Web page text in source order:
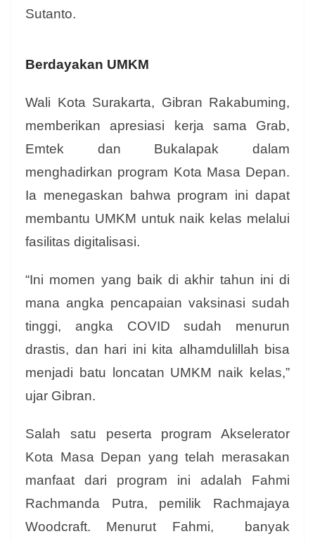
Sutanto.
Berdayakan UMKM
Wali Kota Surakarta, Gibran Rakabuming,
memberikan apresiasi kerja sama Grab,
Emtek dan Bukalapak dalam
menghadirkan program Kota Masa Depan.
Ia menegaskan bahwa program ini dapat
membantu UMKM untuk naik kelas melalui
fasilitas digitalisasi.
“Ini momen yang baik di akhir tahun ini di
mana angka pencapaian vaksinasi sudah
tinggi, angka COVID sudah menurun
drastis, dan hari ini kita alhamdulillah bisa
menjadi batu loncatan UMKM naik kelas,”
ujar Gibran.
Salah satu peserta program Akselerator
Kota Masa Depan yang telah merasakan
manfaat dari program ini adalah Fahmi
Rachmanda Putra, pemilik Rachmajaya
Woodcraft. Menurut Fahmi, banyak